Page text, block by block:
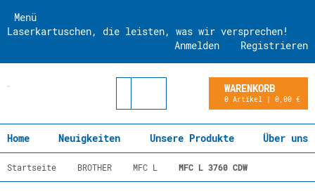
Menü
Laserkartuschen, die leisten, was wir versprechen!
Registrieren
Anmelden
WARENKORB
0 Artikel | 0,00 €
Home Neuigkeiten Unsere Produkte Über uns
Startseite BROTHER MFC L MFC L 3760 CDW